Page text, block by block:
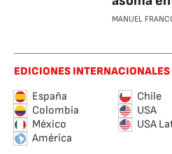
MANUEL
EDICIONES INTERNACIONALES
España
Chile
Colombia
USA
México
USA
América